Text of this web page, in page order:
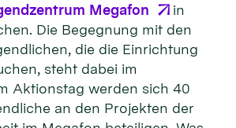
Megafon
in
Die Begegnung mit den
die die Einrichtung
steht dabei im
Aktionstag werden sich 40
an den Projekten der